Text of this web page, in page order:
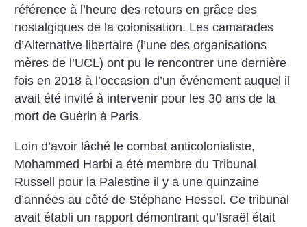
référence à l’heure des retours en grâce des
nostalgiques de la colonisation. Les camarades
d’Alternative libertaire (l’une des organisations
mères de l’UCL) ont pu le rencontrer une dernière
fois en 2018 à l’occasion d’un événement auquel il
avait été invité à intervenir pour les 30 ans de la
mort de Guérin à Paris.
Loin d’avoir lâché le combat anticolonialiste,
Mohammed Harbi a été membre du Tribunal
Russell pour la Palestine il y a une quinzaine
d’années au côté de Stéphane Hessel. Ce tribunal
avait établi un rapport démontrant qu’Israël était